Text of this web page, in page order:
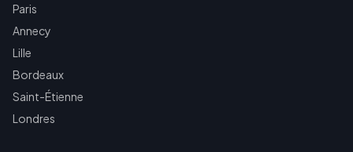
Paris
Annecy
Lille
Bordeaux
Saint-Étienne
Londres